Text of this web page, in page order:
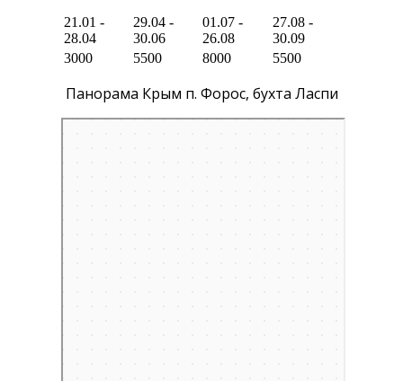
21.01 -
28.04
29.04 -
30.06
01.07 -
26.08
27.08 -
30.09
3000
5500 8000 5500
Панорама Крым п. Форос, бухта Ласпи